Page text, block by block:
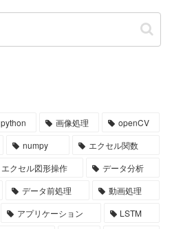
python 画像処理
openCV
numpy
エクセル関数
エクセル図形操作
データ分析
データ前処理
動画処理
アプリケーション
LSTM